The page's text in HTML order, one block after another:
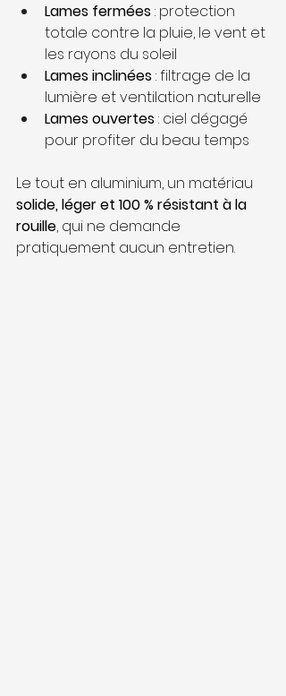
Lames fermées : protection
totale contre la pluie, le vent et
les rayons du soleil
Lames inclinées : filtrage de la
lumière et ventilation naturelle
Lames ouvertes : ciel dégagé
pour profiter du beau temps
Le tout en aluminium, un matériau
solide, léger et 100 % résistant à la
rouille, qui ne demande
pratiquement aucun entretien.